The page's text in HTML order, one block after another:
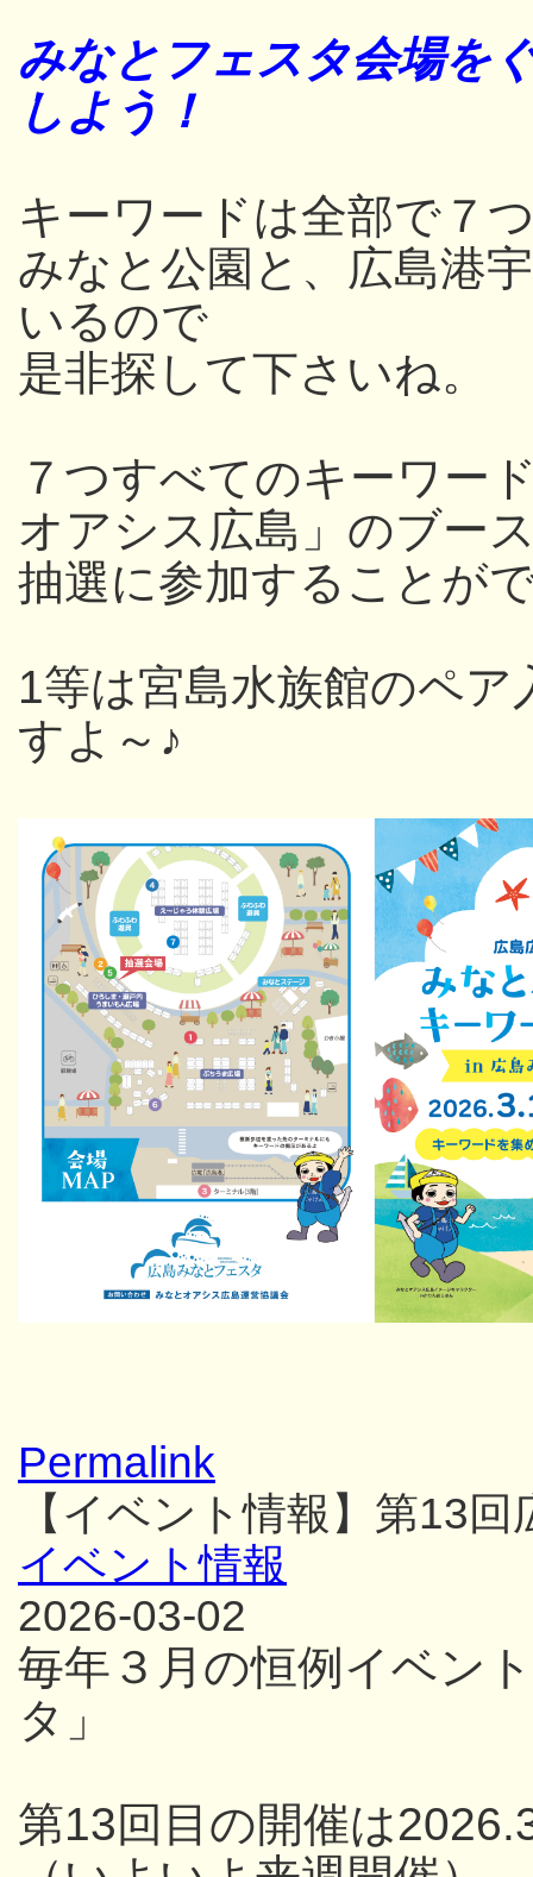
みなとフェスタ会場を
しよう！
キーワードは全部
みなと公園と、広島港
いるので
是非探して下さいね。
７つすべてのキーワー
オアシス広島」のブー
抽選に参加することが
1等は宮島水族館のペ
すよ～♪
Permalink
【イベント情報】第13
イベント情報
2026-03-02
毎年３月の恒例イベン
タ」
第13回目の開催は